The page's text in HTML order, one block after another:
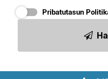
Pribatutasun